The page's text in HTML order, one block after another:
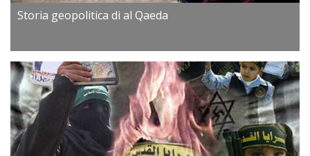
Storia geopolitica di al Qaeda